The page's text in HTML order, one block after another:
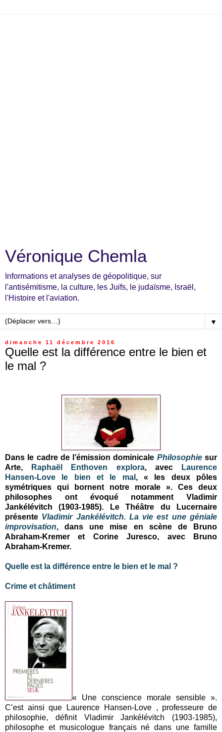
Véronique Chemla
Informations et analyses de géopolitique, sur
l'antisémitisme, la culture, les Juifs, le judaïsme, Israël,
l'Histoire et l'aviation.
▼
dimanche 11 décembre 2016
Quelle est la différence entre le bien et
le mal ?
Dans le cadre de l’émission dominicale Philosophiesur
Arte,
Raphaël Enthoven explora, avec
Laurence
Hansen-Love
le bien et le mal , « les deux pôles
symétriques qui bornent notre morale ». Ces deux
philosophes ont évoqué notamment Vladimir
Jankélévitch (1903-1985). Le Théâtre du Lucernaire
présente Vladimir Jankélévitch. La vie est une géniale
improvisation, dans une mise en scène de Bruno
Abraham-Kremer et Corine Juresco, avec Bruno
Abraham-Kremer.
Quelle est la différence entre le bien et le mal ?
Crime et châtiment
« Une conscience morale sensible ».
C’est ainsi que Laurence Hansen-Love , professeure de
philosophie, définit Vladimir Jankélévitch (1903-1985),
philosophe et musicologue français né dans une famille